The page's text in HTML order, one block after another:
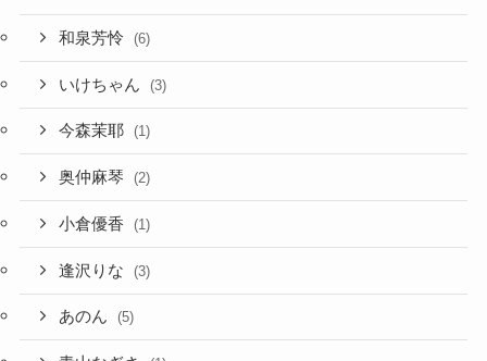
和泉芳怜 (6)
いけちゃん (3)
今森茉耶 (1)
奥仲麻琴 (2)
小倉優香 (1)
逢沢りな (3)
あのん (5)